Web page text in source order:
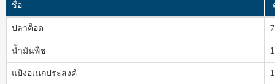
ชื่อ
ปลาค็อด
น้ำมันพืช
แป้งอเนกประสงค์